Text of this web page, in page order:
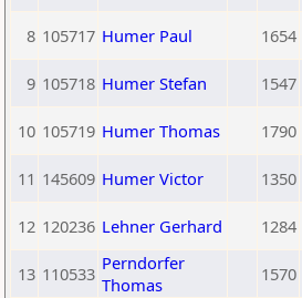
8 105717 Humer Paul 1654
9 105718 Humer Stefan 1547
10 105719 Humer Thomas 1790
11 145609 Humer Victor 1350
12 120236 Lehner Gerhard 1284
13 110533 Perndorfer
Thomas
1570